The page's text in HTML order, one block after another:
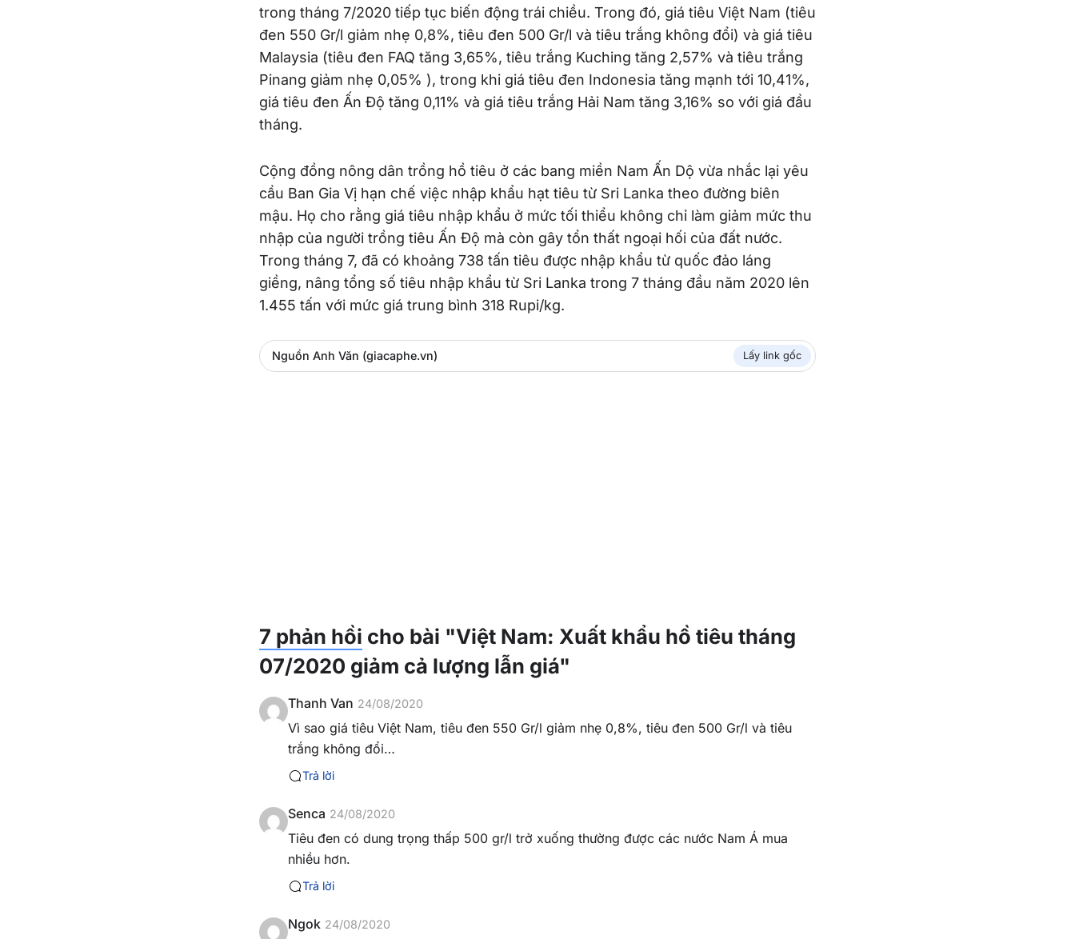
trong tháng 7/2020 tiếp tục biến động trái chiều. Trong đó, giá tiêu Việt Nam (tiêu
đen 550 Gr/l giảm nhẹ 0,8%, tiêu đen 500 Gr/l và tiêu trắng không đổi) và giá tiêu
Malaysia (tiêu đen FAQ tăng 3,65%, tiêu trắng Kuching tăng 2,57% và tiêu trắng
Pinang giảm nhẹ 0,05% ), trong khi giá tiêu đen Indonesia tăng mạnh tới 10,41%,
giá tiêu đen Ấn Độ tăng 0,11% và giá tiêu trắng Hải Nam tăng 3,16% so với giá đầu
tháng.
Cộng đồng nông dân trồng hồ tiêu ở các bang miền Nam Ấn Dộ vừa nhắc lại yêu
cầu Ban Gia Vị hạn chế việc nhập khẩu hạt tiêu từ Sri Lanka theo đường biên
mậu. Họ cho rằng giá tiêu nhập khẩu ở mức tối thiểu không chỉ làm giảm mức thu
nhập của người trồng tiêu Ấn Độ mà còn gây tổn thất ngoại hối của đất nước.
Trong tháng 7, đã có khoảng 738 tấn tiêu được nhập khẩu từ quốc đảo láng
giềng, nâng tổng số tiêu nhập khẩu từ Sri Lanka trong 7 tháng đầu năm 2020 lên
1.455 tấn với mức giá trung bình 318 Rupi/kg.
Nguồn Anh Văn (giacaphe.vn) Lấy link gốc
7 phản hồi cho bài "Việt Nam: Xuất khẩu hồ tiêu tháng
07/2020 giảm cả lượng lẫn giá"
Thanh Van 24/08/2020
Vì sao giá tiêu Việt Nam, tiêu đen 550 Gr/l giảm nhẹ 0,8%, tiêu đen 500 Gr/l và tiêu
trắng không đổi…
Trả lời
Senca 24/08/2020
Tiêu đen có dung trọng thấp 500 gr/l trở xuống thường được các nước Nam Á mua
nhiều hơn.
Trả lời
Ngok 24/08/2020